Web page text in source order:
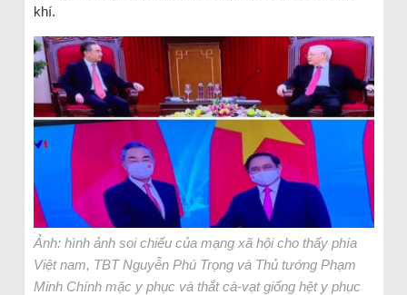
khí.
Ảnh: hình ảnh soi chiếu của mạng xã hội cho thấy phía
Việt nam, TBT Nguyễn Phú Trọng và Thủ tướng Phạm
Minh Chính mặc y phục và thắt cà-vạt giống hệt y phục